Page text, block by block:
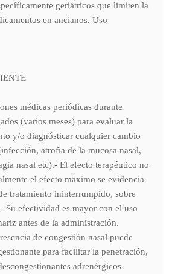
geriátricos que limiten la
en ancianos. Uso
médicas periódicas durante
(varios meses) para evaluar la
y/o diagnósticar cualquier cambio
atrofia de la mucosa nasal,
nasal etc).- El efecto terapéutico no
el efecto máximo se evidencia
tratamiento ininterrumpido, sobre
Su efectividad es mayor con el uso
antes de la administración.
de congestión nasal puede
para facilitar la penetración,
adrenérgicos